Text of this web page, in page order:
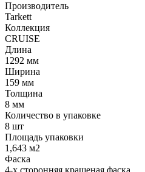
Производитель
Tarkett
Коллекция
CRUISE
Длина
1292 мм
Ширина
159 мм
Толщина
8 мм
Количество в упаковке
8 шт
Площадь упаковки
1,643 м2
Фаска
4-х сторонняя крашеная фаска